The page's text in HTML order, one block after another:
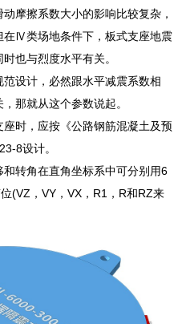
摩擦系数大小的影响比较复杂，
Ⅳ类场地条件下，板式支座地震
也与烈度水平有关。
设计，必然跟水平减震系数相
那就从这个参数说起。
时，应按《公路钢筋混凝土及预
8设计。
转角在直角坐标系中可分别用6
(VZ，VY，VX，R1，R和RZ来